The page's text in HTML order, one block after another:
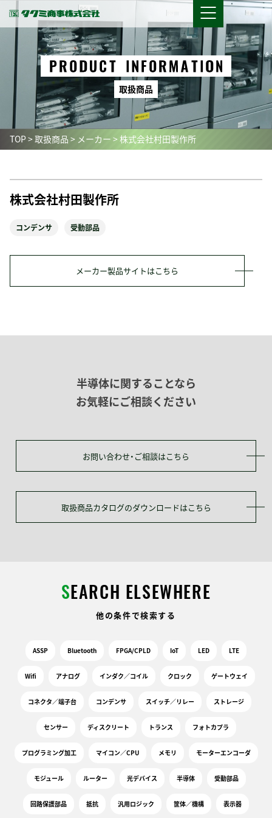
取扱商品
TOP >取扱商品 > メーカー > 株式会社村田製作所
株式会社村田製作所
コンデンサ 受動部品
メーカー製品サイトはこちら
半導体に関することなら
お気軽にご相談ください
お問い合わせ・ご相談はこちら
取扱商品カタログのダウンロードはこちら
SEARCH ELSEWHERE
他の条件で検索する
ASSP Bluetooth FPGA/CPLD IoT LED LTE
Wifi アナログ インダク／コイル クロック ゲートウェイ
コネクタ／端子台 コンデンサ スイッチ／リレー ストレージ
センサー ディスクリート トランス フォトカプラ
プログラミング加工 マイコン／CPU メモリ モーターエンコーダ
モジュール ルーター 光デバイス 半導体 受動部品
回路保護部品 抵抗 汎用ロジック 筐体／機構 表示器